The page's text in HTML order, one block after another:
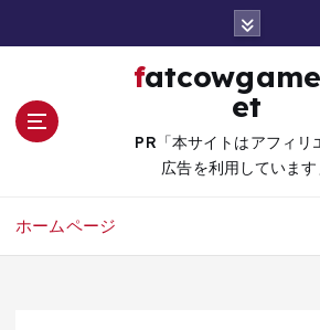
fatcowgames.n
et
PR「本サイトはアフィリ
広告を利用しています
ホームページ